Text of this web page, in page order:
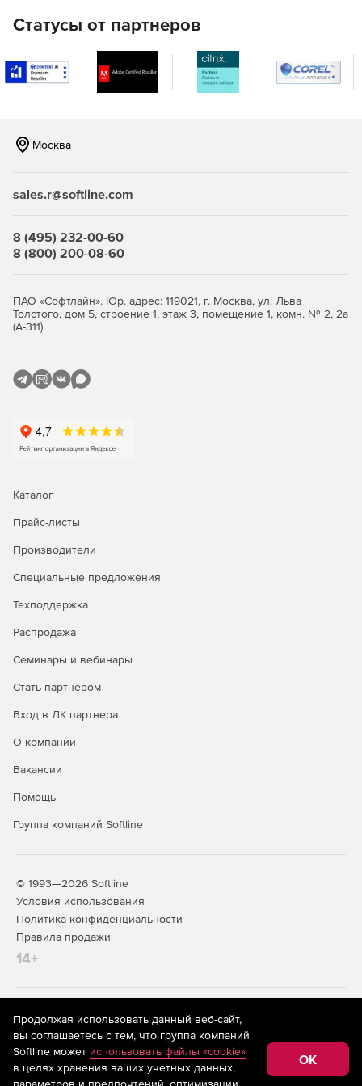
JaCarta WebPass предсталяет собой USB-токен с «OTP
на борту» для двухфакторной аутентификации
пользователей при доступе к защищенным
информационным ресурсам с использованием
JaCarta U2F – строгая двухфакторная аутентификация
Статусы от партнеров
Москва
sales.r@softline.com
8 (495) 232-00-60
8 (800) 200-08-60
ПАО «Софтлайн». Юр. адрес: 119021, г. Москва, ул. Льва
Толстого, дом 5, строение 1, этаж 3, помещение 1, комн. № 2, 2а
(А-311)
Каталог
Прайс-листы
Производители
Специальные предложения
Техподдержка
Распродажа
Семинары и вебинары
Стать партнером
Вход в ЛК партнера
О компании
Вакансии
Помощь
Группа компаний Softline
© 1993—2026 Softline
Условия использования
Политика конфиденциальности
Правила продажи
14+
На информационном ресурсе store.softline.ru применяются
рекомендательные технологии
(информационные технологии
предоставления информации на основе сбора,
систематизации и анализа сведений, относящихся к
предпочтениям пользователей сети «Интернет»,
находящихся на территории Российской Федерации)
Продолжая использовать данный веб-сайт,
вы соглашаетесь с тем, что группа компаний
Softline может использовать файлы «cookie»
в целях хранения ваших учетных данных,
OK